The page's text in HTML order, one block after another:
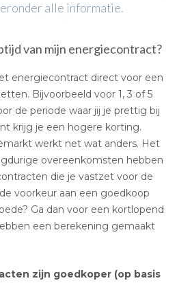
alle informatie.
van mijn energiecontract?
energiecontract direct voor een
Bijvoorbeeld voor 1, 3 of 5
de periode waar jij je prettig bij
krijg je een hogere korting.
werkt net wat anders. Het
overeenkomsten hebben
die je vastzet voor de
voorkeur aan een goedkoop
Ga dan voor een kortlopend
een berekening gemaakt
zijn goedkoper (op basis